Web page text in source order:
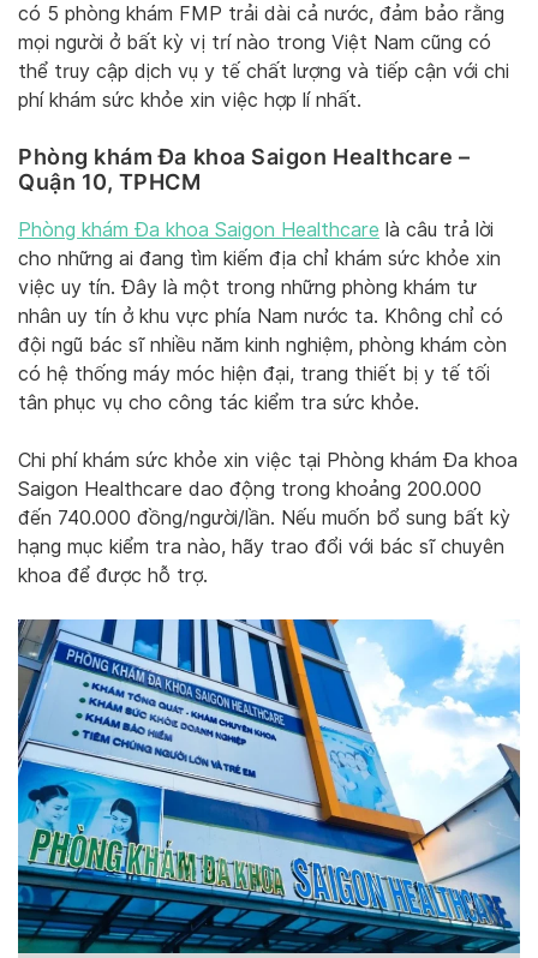
có 5 phòng khám FMP trải dài cả nước, đảm bảo rằng
mọi người ở bất kỳ vị trí nào trong Việt Nam cũng có
thể truy cập dịch vụ y tế chất lượng và tiếp cận với chi
phí khám sức khỏe xin việc hợp lí nhất.
Phòng khám Đa khoa Saigon Healthcare –
Quận 10, TPHCM
Phòng khám Đa khoa Saigon Healthcare là câu trả lời
cho những ai đang tìm kiếm địa chỉ khám sức khỏe xin
việc uy tín. Đây là một trong những phòng khám tư
nhân uy tín ở khu vực phía Nam nước ta. Không chỉ có
đội ngũ bác sĩ nhiều năm kinh nghiệm, phòng khám còn
có hệ thống máy móc hiện đại, trang thiết bị y tế tối
tân phục vụ cho công tác kiểm tra sức khỏe.
Chi phí khám sức khỏe xin việc tại Phòng khám Đa khoa
Saigon Healthcare dao động trong khoảng 200.000
đến 740.000 đồng/người/lần. Nếu muốn bổ sung bất kỳ
hạng mục kiểm tra nào, hãy trao đổi với bác sĩ chuyên
khoa để được hỗ trợ.